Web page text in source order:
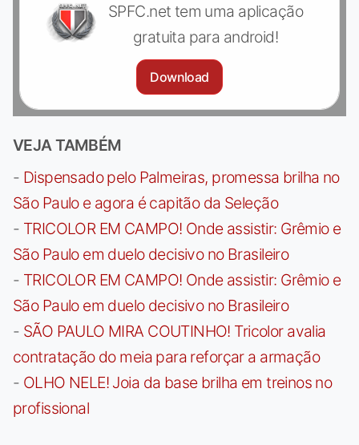
SPFC.net tem uma aplicação
gratuita para android!
Download
VEJA TAMBÉM
- Dispensado pelo Palmeiras, promessa brilha no
São Paulo e agora é capitão da Seleção
- TRICOLOR EM CAMPO! Onde assistir: Grêmio e
São Paulo em duelo decisivo no Brasileiro
- TRICOLOR EM CAMPO! Onde assistir: Grêmio e
São Paulo em duelo decisivo no Brasileiro
- SÃO PAULO MIRA COUTINHO! Tricolor avalia
contratação do meia para reforçar a armação
- OLHO NELE! Joia da base brilha em treinos no
profissional